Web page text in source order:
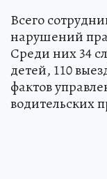
Всего
нарушений
Среди них 34
детей, 110
фактов
водительских